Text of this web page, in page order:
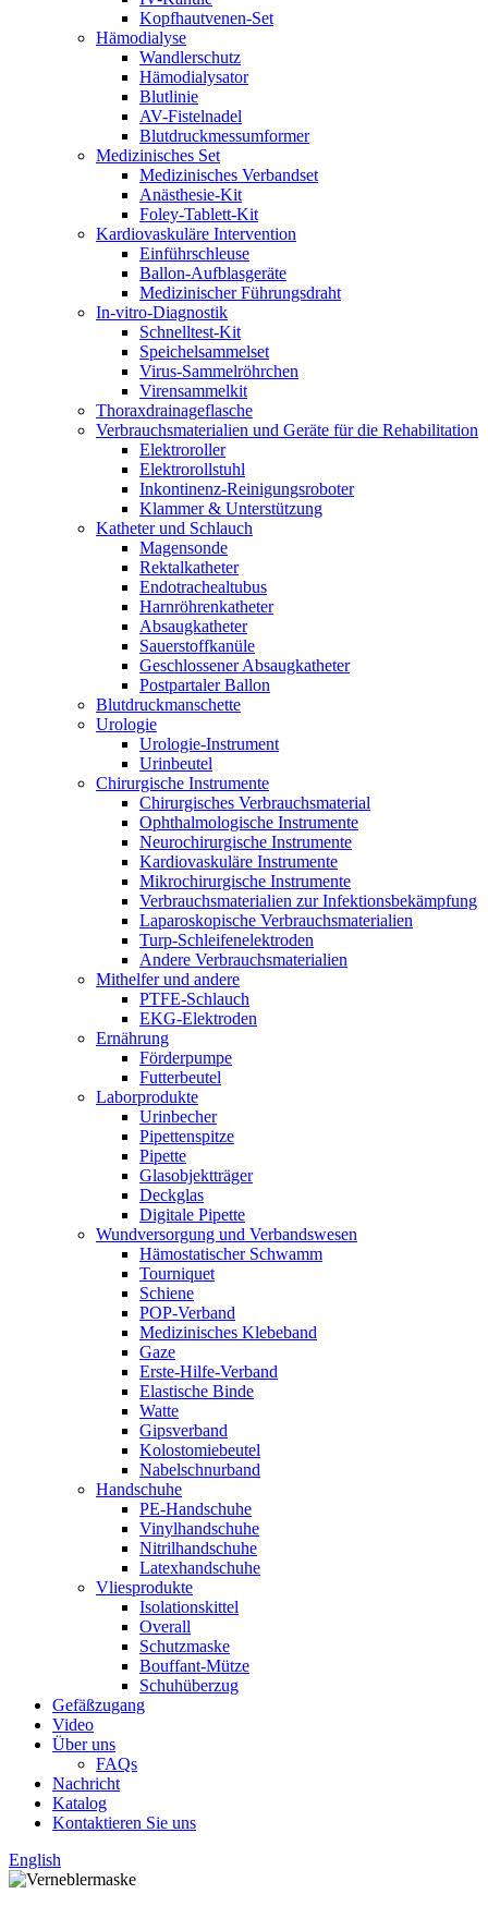
Kopfhautvenen-Set
Hämodialyse
Wandlerschutz
Hämodialysator
Blutlinie
AV-Fistelnadel
Blutdruckmessumformer
Medizinisches Set
Medizinisches Verbandset
Anästhesie-Kit
Foley-Tablett-Kit
Kardiovaskuläre Intervention
Einführschleuse
Ballon-Aufblasgeräte
Medizinischer Führungsdraht
In-vitro-Diagnostik
Schnelltest-Kit
Speichelsammelset
Virus-Sammelröhrchen
Virensammelkit
Thoraxdrainageflasche
Verbrauchsmaterialien und Geräte für die Rehabilitation
Elektroroller
Elektrorollstuhl
Inkontinenz-Reinigungsroboter
Klammer & Unterstützung
Katheter und Schlauch
Magensonde
Rektalkatheter
Endotrachealtubus
Harnröhrenkatheter
Absaugkatheter
Sauerstoffkanüle
Geschlossener Absaugkatheter
Postpartaler Ballon
Blutdruckmanschette
Urologie
Urologie-Instrument
Urinbeutel
Chirurgische Instrumente
Chirurgisches Verbrauchsmaterial
Ophthalmologische Instrumente
Neurochirurgische Instrumente
Kardiovaskuläre Instrumente
Mikrochirurgische Instrumente
Verbrauchsmaterialien zur Infektionsbekämpfung
Laparoskopische Verbrauchsmaterialien
Turp-Schleifenelektroden
Andere Verbrauchsmaterialien
Mithelfer und andere
PTFE-Schlauch
EKG-Elektroden
Ernährung
Förderpumpe
Futterbeutel
Laborprodukte
Urinbecher
Pipettenspitze
Pipette
Glasobjektträger
Deckglas
Digitale Pipette
Wundversorgung und Verbandswesen
Hämostatischer Schwamm
Tourniquet
Schiene
POP-Verband
Medizinisches Klebeband
Gaze
Erste-Hilfe-Verband
Elastische Binde
Watte
Gipsverband
Kolostomiebeutel
Nabelschnurband
Handschuhe
PE-Handschuhe
Vinylhandschuhe
Nitrilhandschuhe
Latexhandschuhe
Vliesprodukte
Isolationskittel
Overall
Schutzmaske
Bouffant-Mütze
Schuhüberzug
Gefäßzugang
Video
Über uns
FAQs
Nachricht
Katalog
Kontaktieren Sie uns
English